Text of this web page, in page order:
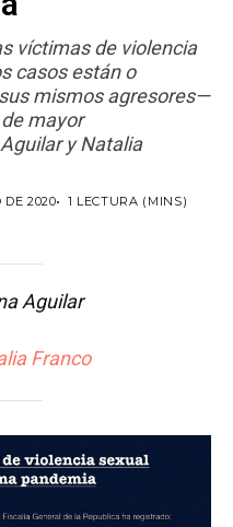
víctimas de violencia
casos están o
mismos agresores—
mayor
y Natalia
DE 2020 1 LECTURA (MINS)
Aguilar
Franco